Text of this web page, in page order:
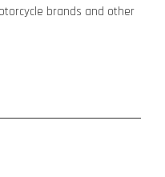
brands and other